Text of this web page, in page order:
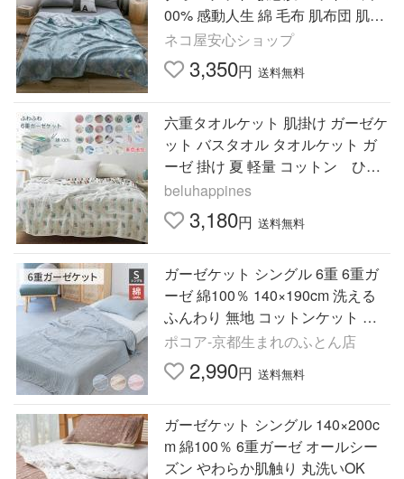
00% 感動人生 綿 毛布 肌布団 肌掛
け布団 軽量 冷房対策 丸洗いOK 寝
具 夏春 夏 夏用
ネコ屋安心ショップ
3,350円 送料無料
六重タオルケット 肌掛け ガーゼケ
ット バスタオル タオルケット ガ
ーゼ 掛け 夏 軽量 コットン ひん
やり 接触冷感 洗える シングル 1
20×150cm
beluhappines
3,180円 送料無料
ガーゼケット シングル 6重 6重ガ
ーゼ 綿100％ 140×190cm 洗える
ふんわり 無地 コットンケット タ
オルケット 夏用 肌掛け 洗える 冷
房対策
ポコア-京都生まれのふとん店
2,990円 送料無料
ガーゼケット シングル 140×200c
m 綿100％ 6重ガーゼ オールシー
ズン やわらか肌触り 丸洗いOK